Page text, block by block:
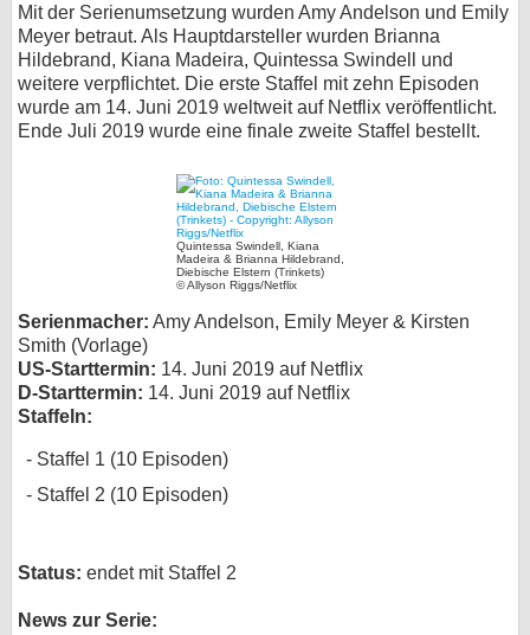
Mit der Serienumsetzung wurden Amy Andelson und Emily
Meyer betraut. Als Hauptdarsteller wurden Brianna
Hildebrand, Kiana Madeira, Quintessa Swindell und
weitere verpflichtet. Die erste Staffel mit zehn Episoden
wurde am 14. Juni 2019 weltweit auf Netflix veröffentlicht.
Ende Juli 2019 wurde eine finale zweite Staffel bestellt.
Quintessa Swindell, Kiana
Madeira & Brianna Hildebrand,
Diebische Elstern (Trinkets)
© Allyson Riggs/Netflix
Serienmacher: Amy Andelson, Emily Meyer & Kirsten
Smith (Vorlage)
US-Starttermin: 14. Juni 2019 auf Netflix
D-Starttermin: 14. Juni 2019 auf Netflix
Staffeln:
Staffel 1 (10 Episoden)
Staffel 2 (10 Episoden)
Status: endet mit Staffel 2
News zur Serie:
SERVICE
Gewinnspiele
Forum
bei Facebook
Kontakt
Nutzungsbedingungen
Datenschutz